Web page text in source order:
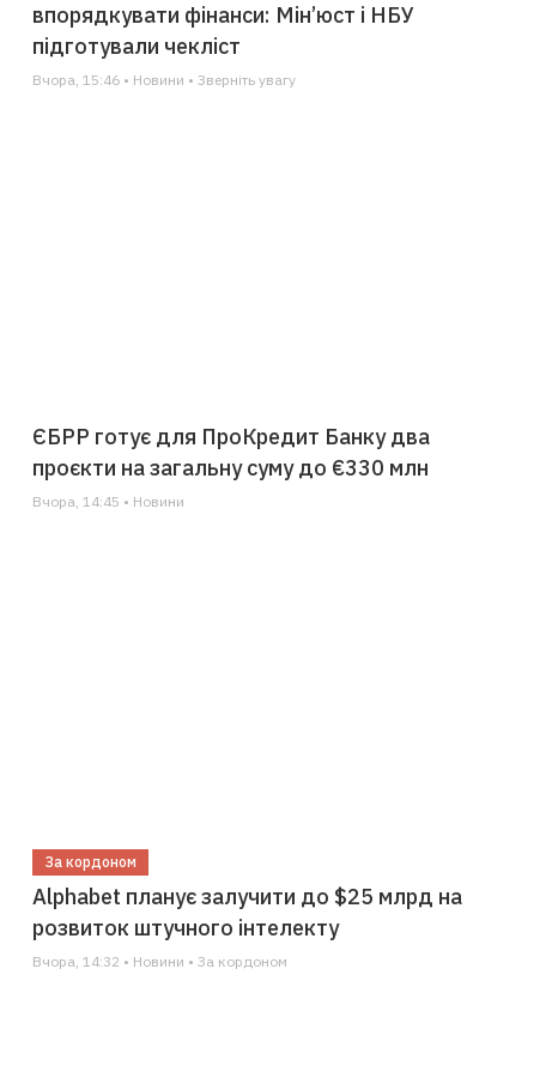
впорядкувати фінанси: Мін’юст і НБУ
підготували чекліст
Вчора, 15:46 • Новини • Зверніть увагу
ЄБРР готує для ПроКредит Банку два
проєкти на загальну суму до €330 млн
Вчора, 14:45 • Новини
За кордоном
Alphabet планує залучити до $25 млрд на
розвиток штучного інтелекту
Вчора, 14:32 • Новини • За кордоном